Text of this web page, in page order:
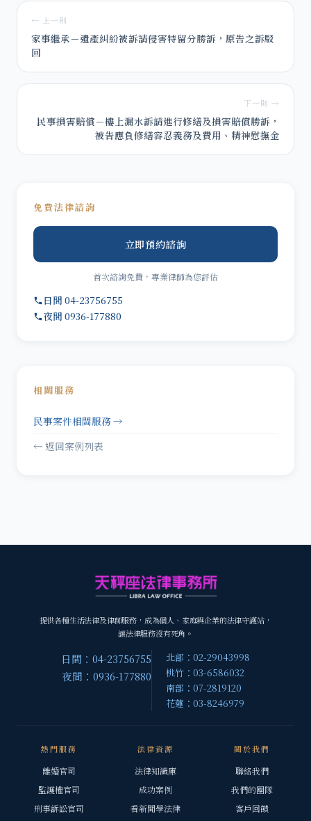
← 上一則
家事繼承－遺產糾紛被訴請侵害特留分勝訴，原告之訴駁
回
下一則 →
民事損害賠償－樓上漏水訴請進行修繕及損害賠償勝訴，
被告應負修繕容忍義務及費用、精神慰撫金
免費法律諮詢
立即預約諮詢
首次諮詢免費，專業律師為您評估
日間 04-23756755
夜間 0936-177880
相關服務
民事案件相關服務 →
← 返回案例列表
提供各種生活法律及律師服務，成為個人、家庭與企業的法律守護站，
讓法律服務沒有死角。
日間：04-23756755
夜間：0936-177880
北部：02-29043998
桃竹：03-6586032
南部：07-2819120
花蓮：03-8246979
熱門服務
離婚官司
監護權官司
刑事訴訟官司
法律資源
法律知識庫
成功案例
看新聞學法律
關於我們
聯絡我們
我們的團隊
客戶回饋